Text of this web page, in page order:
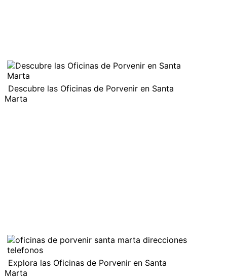
Descubre las Oficinas de Porvenir en Santa
Marta
Explora las Oficinas de Porvenir en Santa
Marta